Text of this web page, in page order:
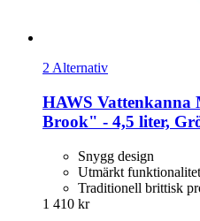
2 Alternativ
HAWS Vattenkanna
Brook" -​ 4,5 liter,
Snygg design
Utmärkt funktionalitet
Traditionell brittisk
1 410 kr